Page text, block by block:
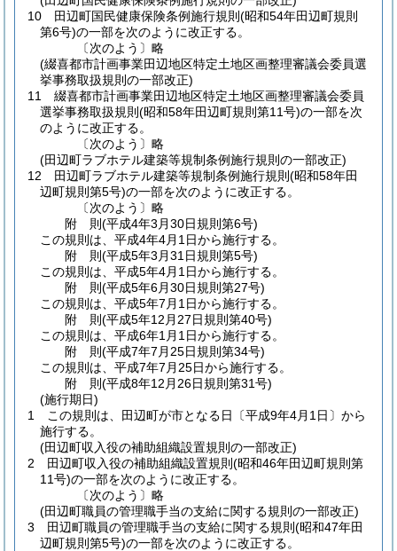
10
田辺町国民健康保険条例施行規則 (昭和54年田辺町規則
第6号)の一部を次のように改正する。
〔次のよう〕略
(綴喜都市計画事業田辺地区特定土地区画整理審議会委員選
挙事務取扱規則の一部改正)
11
綴喜都市計画事業田辺地区特定土地区画整理審議会委員
選挙事務取扱規則 (昭和58年田辺町規則第11号)の一部を次
のように改正する。
〔次のよう〕略
(田辺町ラブホテル建築等規制条例施行規則の一部改正)
12
田辺町ラブホテル建築等規制条例施行規則 (昭和58年田
辺町規則第5号)の一部を次のように改正する。
〔次のよう〕略
附 則(平成4年3月30日規則第6号)
この規則は、平成4年4月1日から施行する。
附 則(平成5年3月31日規則第5号)
この規則は、平成5年4月1日から施行する。
附 則(平成5年6月30日規則第27号)
この規則は、平成5年7月1日から施行する。
附 則(平成5年12月27日規則第40号)
この規則は、平成6年1月1日から施行する。
附 則(平成7年7月25日規則第34号)
この規則は、平成7年7月25日から施行する。
附 則(平成8年12月26日規則第31号)
(施行期日)
1
この規則は、田辺町が市となる日〔平成9年4月1日〕から
施行する。
(田辺町収入役の補助組織設置規則の一部改正)
2
田辺町収入役の補助組織設置規則 (昭和46年田辺町規則第
11号)の一部を次のように改正する。
〔次のよう〕略
(田辺町職員の管理職手当の支給に関する規則の一部改正)
3
田辺町職員の管理職手当の支給に関する規則 (昭和47年田
辺町規則第5号)の一部を次のように改正する。